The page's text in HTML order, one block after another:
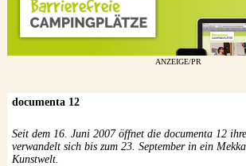
ANZEIGE/PR
documenta 12
Seit dem 16. Juni 2007 öffnet die documenta 12
verwandelt sich bis zum 23. September in ein
Kunstwelt.